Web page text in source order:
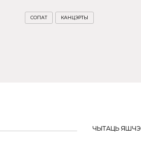
СОПАТ КАНЦЭРТЫ
ЧЫТАЦЬ ЯШЧЭ